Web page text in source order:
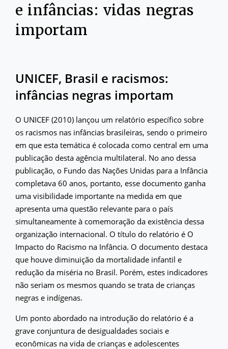
e infâncias: vidas negras
importam
UNICEF, Brasil e racismos:
infâncias negras importam
O UNICEF (2010) lançou um relatório específico sobre
os racismos nas infâncias brasileiras, sendo o primeiro
em que esta temática é colocada como central em uma
publicação desta agência multilateral. No ano dessa
publicação, o Fundo das Nações Unidas para a Infância
completava 60 anos, portanto, esse documento ganha
uma visibilidade importante na medida em que
apresenta uma questão relevante para o país
simultaneamente à comemoração da existência dessa
organização internacional. O título do relatório é O
Impacto do Racismo na Infância. O documento destaca
que houve diminuição da mortalidade infantil e
redução da miséria no Brasil. Porém, estes indicadores
não seriam os mesmos quando se trata de crianças
negras e indígenas.
Um ponto abordado na introdução do relatório é a
grave conjuntura de desigualdades sociais e
econômicas na vida de crianças e adolescentes